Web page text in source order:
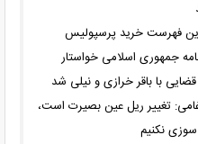
فهرست خرید پرسپولیس
جمهوری اسلامی خواستار
با باقر خرازی و نیلی شد
تغییر ریل عین بصیرت است،
نکنیم